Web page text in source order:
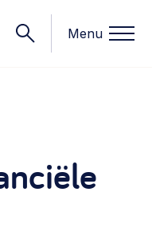
Menu
>